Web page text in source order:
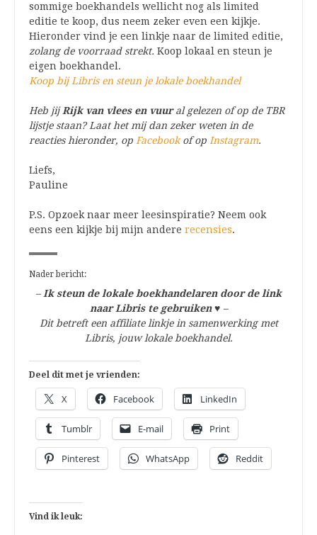
sommige boekhandels wellicht nog als limited
editie te koop, dus neem zeker even een kijkje.
Hieronder vind je een linkje naar de limited editie,
zolang de voorraad strekt. Koop lokaal en steun je
eigen boekhandel.
Koop bij Libris en steun je lokale boekhandel
Heb jijRijk van vlees en vuur al gelezen of op de TBR
lijstje staan? Laat het mij dan zeker weten in de
reacties hieronder, op Facebookof op Instagram.
Liefs,
Pauline
P.S. Opzoek naar meer leesinspiratie? Neem ook
eens een kijkje bij mijn andere recensies.
Nader bericht:
–Ik steun de lokale boekhandelaren door de link
naar Libris te gebruiken ♥ –
Dit betreft een affiliate linkje in samenwerking met
Libris, jouw lokale boekhandel.
Deel dit met je vrienden:
X Facebook LinkedIn
Tumblr E-mail Print
Pinterest WhatsApp Reddit
Vind ik leuk: